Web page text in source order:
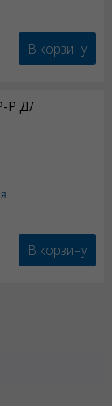
В корзину
Р Д/
В корзину